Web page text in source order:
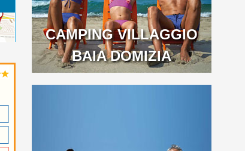
CAMPING VILLAGGIO
BAIA DOMIZIA